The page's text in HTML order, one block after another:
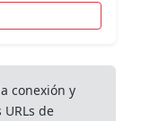
conexión y
de